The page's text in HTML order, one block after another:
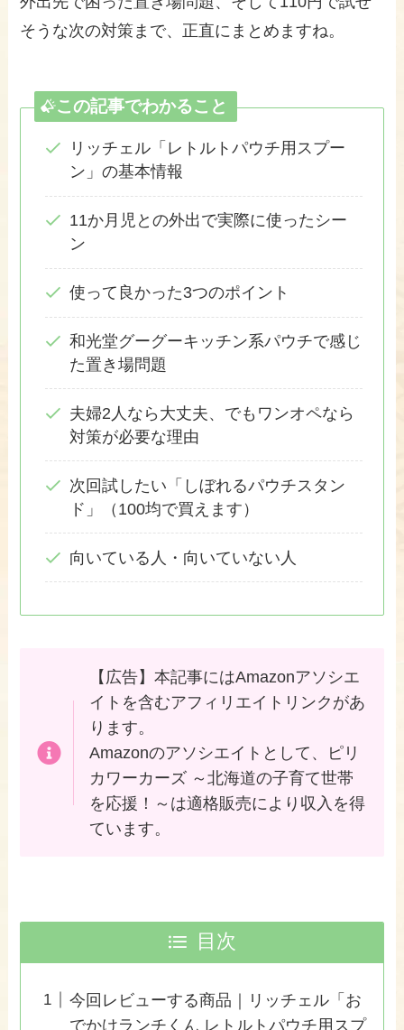
そうな次の対策まで、正直にまとめますね。
この記事でわかること
リッチェル「レトルトパウチ用スプー
ン」の基本情報
11か月児との外出で実際に使ったシー
ン
使って良かった3つのポイント
和光堂グーグーキッチン系パウチで感じ
た置き場問題
夫婦2人なら大丈夫、でもワンオペなら
対策が必要な理由
次回試したい「しぼれるパウチスタン
ド」（100均で買えます）
向いている人・向いていない人
【広告】本記事にはAmazonアソシエ
イトを含むアフィリエイトリンクがあ
ります。
Amazonのアソシエイトとして、ピリ
カワーカーズ ～北海道の子育て世帯
を応援！～は適格販売により収入を得
ています。
目次
今回レビューする商品｜リッチェル「お
でかけランチくん レトルトパウチ用スプ